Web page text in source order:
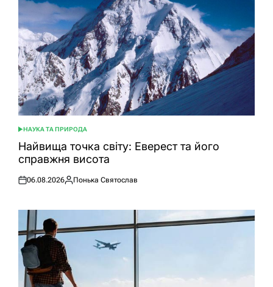
ОПУБЛІКУВАТИ
У
НАУКА ТА ПРИРОДА
Найвища точка світу: Еверест та його
справжня висота
Оприлюднено
06.08.2026
Опубліковано
Понька Святослав